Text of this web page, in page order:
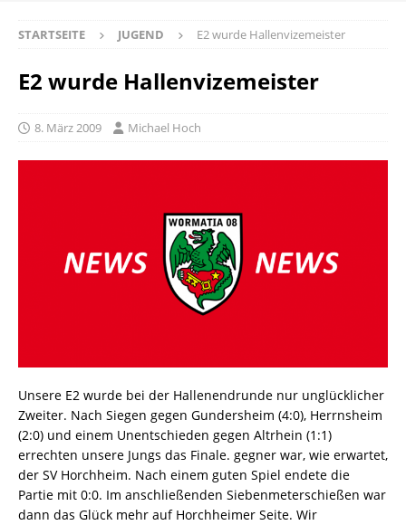
STARTSEITE JUGEND E2 wurde Hallenvizemeister
E2 wurde Hallenvizemeister
8. März 2009 Michael Hoch
Unsere E2 wurde bei der Hallenendrunde nur unglücklicher
Zweiter. Nach Siegen gegen Gundersheim (4:0), Herrnsheim
(2:0) und einem Unentschieden gegen Altrhein (1:1)
errechten unsere Jungs das Finale. gegner war, wie erwartet,
der SV Horchheim. Nach einem guten Spiel endete die
Partie mit 0:0. Im anschließenden Siebenmeterschießen war
dann das Glück mehr auf Horchheimer Seite. Wir